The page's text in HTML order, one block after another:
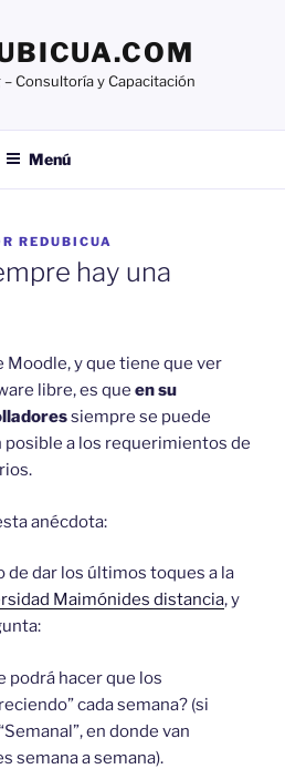
Consultoría y Capacitación
Menú
REDUBICUA
hay una
Moodle, y que tiene que ver
libre, es que en su
siempre se puede
a los requerimientos de
anécdota:
de dar los últimos toques a la
Maimónides distancia, y
podrá hacer que los
cada semana? (si
en donde van
semana a semana).